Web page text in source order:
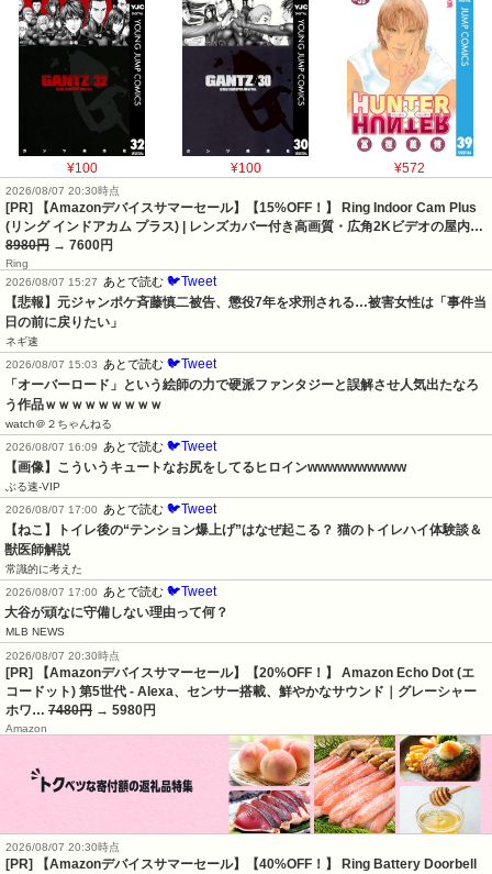
¥100 ¥100 ¥572
2026/08/07 20:30時点
[PR] 【Amazonデバイスサマーセール】【15%OFF！】 Ring Indoor Cam Plus
(リング インドアカム プラス) | レンズカバー付き高画質・広角2Kビデオの屋内…
8980円 → 7600円
Ring
2026/08/07 15:27
あとで読む 🐦Tweet
【悲報】元ジャンポケ斉藤慎二被告、懲役7年を求刑される…被害女性は「事件当
日の前に戻りたい」
ネギ速
2026/08/07 15:03
あとで読む 🐦Tweet
「オーバーロード」という絵師の力で硬派ファンタジーと誤解させ人気出たなろ
う作品ｗｗｗｗｗｗｗｗｗ
watch＠２ちゃんねる
2026/08/07 16:09
あとで読む 🐦Tweet
【画像】こういうキュートなお尻をしてるヒロインwwwwwwwwww
ぶる速-VIP
2026/08/07 17:00
あとで読む 🐦Tweet
【ねこ】トイレ後の“テンション爆上げ”はなぜ起こる？ 猫のトイレハイ体験談＆
獣医師解説
常識的に考えた
2026/08/07 17:00
あとで読む 🐦Tweet
大谷が頑なに守備しない理由って何？
MLB NEWS
2026/08/07 20:30時点
[PR] 【Amazonデバイスサマーセール】【20%OFF！】 Amazon Echo Dot (エ
コードット) 第5世代 - Alexa、センサー搭載、鮮やかなサウンド｜グレーシャー
ホワ… 7480円 → 5980円
Amazon
2026/08/07 20:30時点
[PR] 【Amazonデバイスサマーセール】【40%OFF！】 Ring Battery Doorbell